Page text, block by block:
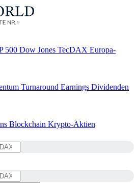
500 Dow Jones TecDAX Europa-
Turnaround Earnings Dividenden
Blockchain Krypto-Aktien